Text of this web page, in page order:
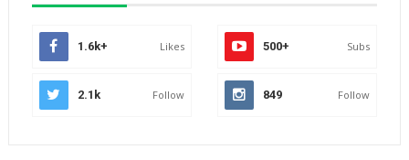
1.6k+ Likes 500+ Subs
2.1k Follow 849 Follow